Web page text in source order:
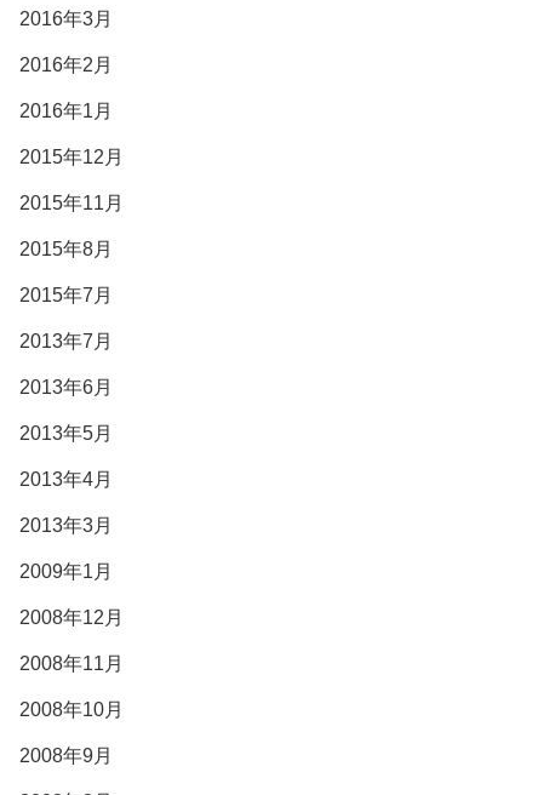
2016年3月
2016年2月
2016年1月
2015年12月
2015年11月
2015年8月
2015年7月
2013年7月
2013年6月
2013年5月
2013年4月
2013年3月
2009年1月
2008年12月
2008年11月
2008年10月
2008年9月